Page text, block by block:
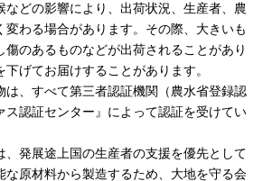
どの影響により、出荷状況、生産者、農
変わる場合があります。その際、大きいも
のあるものなどが出荷されることがあり
げてお届けすることがあります。
、すべて第三者認証機関（農水省登録認
ス認証センター』によって認証を受けてい
発展途上国の生産者の支援を優先として
な原材料から製造するため、大地を守る会